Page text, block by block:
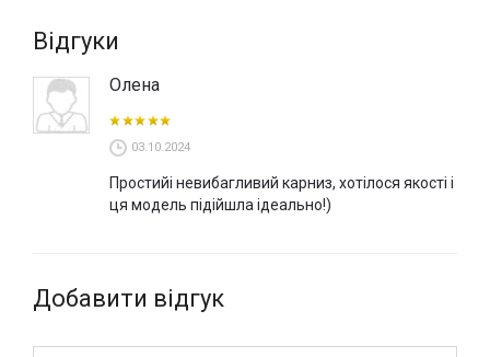
Відгуки
Олена
03.10.2024
Простийі невибагливий карниз, хотілося якості і
ця модель підійшла ідеально!)
Добавити відгук